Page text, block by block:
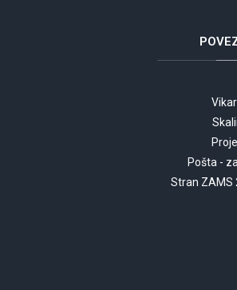
Pošta -
Stran ZAMS